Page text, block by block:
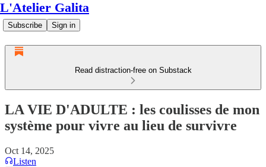
L'Atelier Galita
Subscribe Sign in
Read distraction-free on Substack
LA VIE D'ADULTE : les coulisses de mon
système pour vivre au lieu de survivre
Oct 14, 2025
Listen